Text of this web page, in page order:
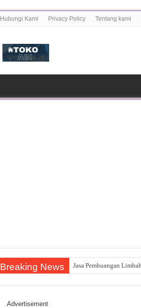
Hubungi Kami Privacy Policy Tentang kami
Breaking News Jasa Pembuangan
Advertisement